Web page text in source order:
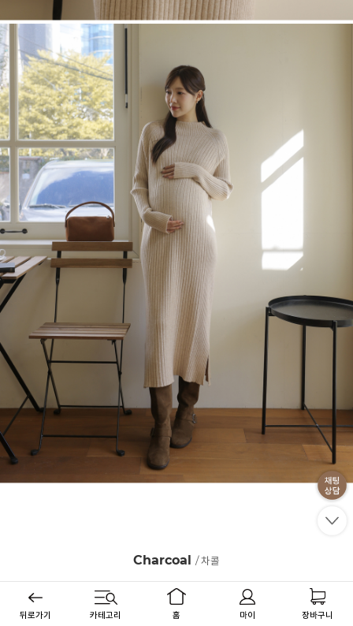
뒤로가기 카테고리 홈 마이 장바구니
Charcoal / 차콜